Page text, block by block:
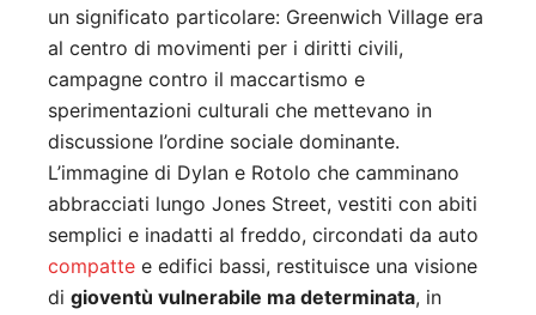
un significato particolare: Greenwich Village era
al centro di movimenti per i diritti civili,
campagne contro il maccartismo e
sperimentazioni culturali che mettevano in
discussione l’ordine sociale dominante.
L’immagine di Dylan e Rotolo che camminano
abbracciati lungo Jones Street, vestiti con abiti
semplici e inadatti al freddo, circondati da auto
compatte e edifici bassi, restituisce una visione
di gioventù vulnerabile ma determinata, in